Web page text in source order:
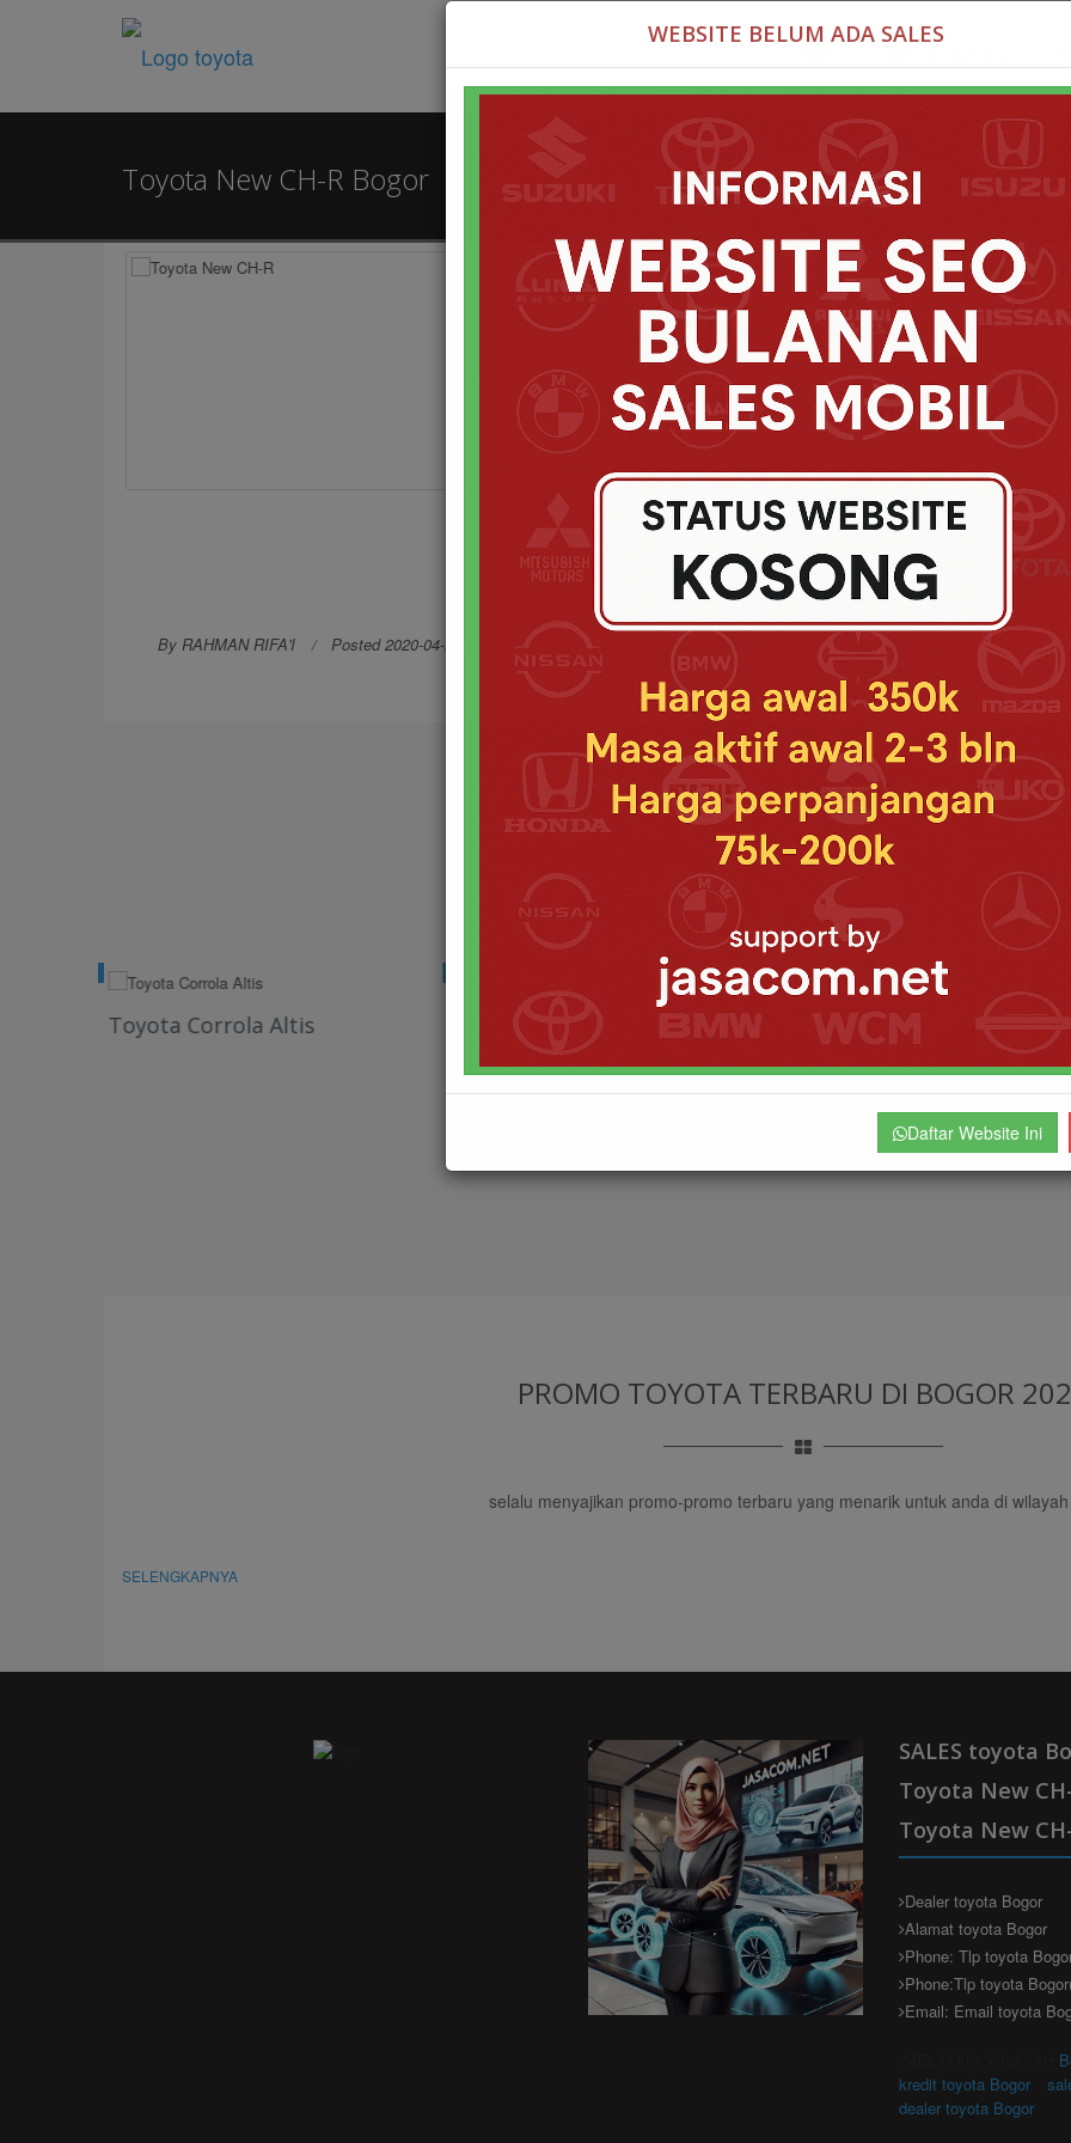
WEBSITE BELUM ADA SALES
Daftar Website Ini
Toyota New CH-R Bogor
By RAHMAN RIFA'I Posted 2020-04-26 02:14:56
MODEL TOYOTA MOBIL
Toyota Corrola Altis
Selengkapnya +
Toyota VIOS
PROMO TOYOTA TERBARU DI BOGOR
selalu menyajikan promo-promo terbaru yang menarik untuk anda di
SELENGKAPNYA
SALES toyota
Toyota New
Toyota New
Dealer toyota Bogor
Alamat toyota Bogor
Phone: Tlp toyota
Phone:Tlp toyota
Email: Email toyota
kredit toyota Bogor
dealer toyota Bogor